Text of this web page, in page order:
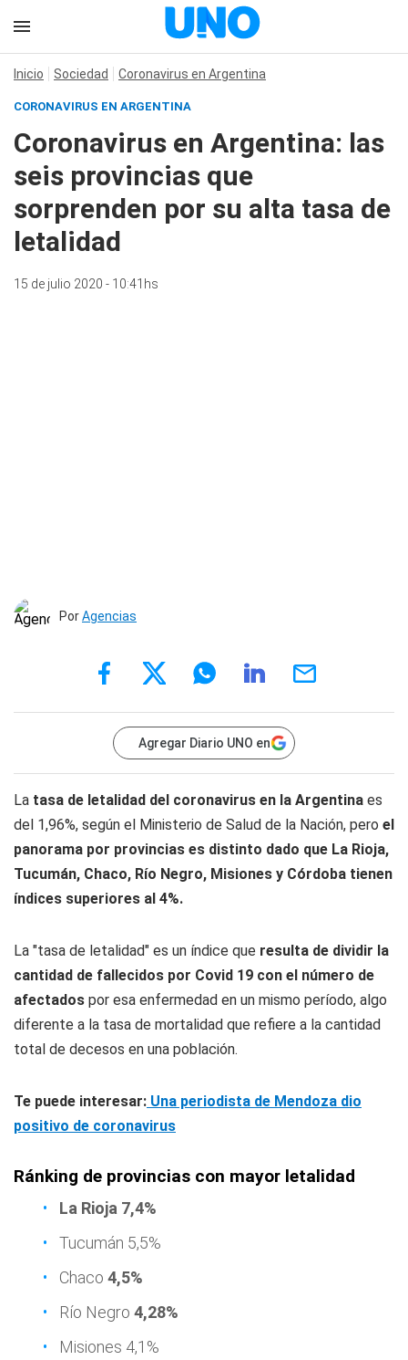
Inicio Sociedad Coronavirus en Argentina
CORONAVIRUS EN ARGENTINA
Coronavirus en Argentina: las
seis provincias que
sorprenden por su alta tasa de
letalidad
15 de julio 2020 - 10:41hs
PorAgencias
Agregar Diario UNO en
La tasa de letalidad del coronavirus en la Argentina es
del 1,96%, según el Ministerio de Salud de la Nación, pero el
panorama por provincias es distinto dado que La Rioja,
Tucumán, Chaco, Río Negro, Misiones y Córdoba tienen
índices superiores al 4%.
La "tasa de letalidad" es un índice que resulta de dividir la
cantidad de fallecidos por Covid 19 con el número de
afectados por esa enfermedad en un mismo período, algo
diferente a la tasa de mortalidad que refiere a la cantidad
total de decesos en una población.
Te puede interesar: Una periodista de Mendoza dio
positivo de coronavirus
Ránking de provincias con mayor letalidad
La Rioja 7,4%
Tucumán 5,5%
Chaco 4,5%
Río Negro 4,28%
Misiones 4,1%